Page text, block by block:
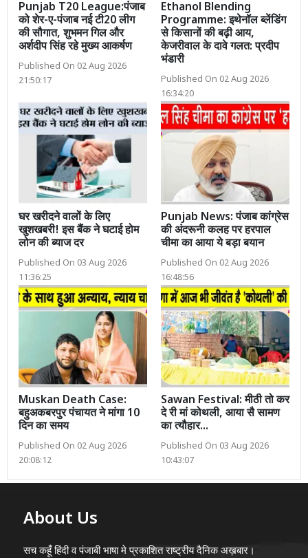
Punjab T20 League:पंजाब
को शेर-ए-पंजाब नई टी20 लीग
की सौगात, शुभमन गिल और
अर्शदीप सिंह रहे मुख्य आकर्षण
Published On 02 Aug 2026
21:50:17
Ethanol Blending
Programme: इथेनॉल ब्लेंडिंग
से किसानों की बढ़ी आय,
केजरीवाल के दावे गलत: प्रदीप
भंडारी
Published On 02 Aug 2026
16:34:20
घर खरीदने वालों के लिए
खुशखबरी! इस बैंक ने घटाई होम
लोन की ब्याज दर
Published On 03 Aug 2026
11:36:25
Punjab News: पंजाब कांग्रेस
की अंदरूनी कलह पर हरपाल
चीमा का आया ये बड़ा बयान
Published On 02 Aug 2026
16:48:56
Muskan Death Case:
बहुअकबरपुर पंचायत ने मांगा 10
दिन का समय
Published On 02 Aug 2026
20:08:12
Sawan Festival: मीठी तो कर
दे री मां कोथली, आया सै सामण
का त्यौहार...
Published On 03 Aug 2026
10:43:07
About Us
सच कहूँ हिंदी व पंजाबी भाषा मे प्रकाशित राष्ट्रीय दैनिक अख़बार।